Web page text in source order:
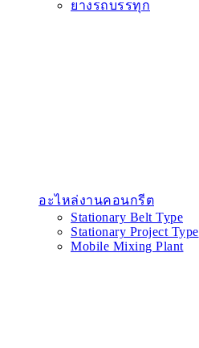
ยางรถบรรทุก
อะไหล่งานคอนกรีต
Stationary Belt Type
Stationary Project Type
Mobile Mixing Plant